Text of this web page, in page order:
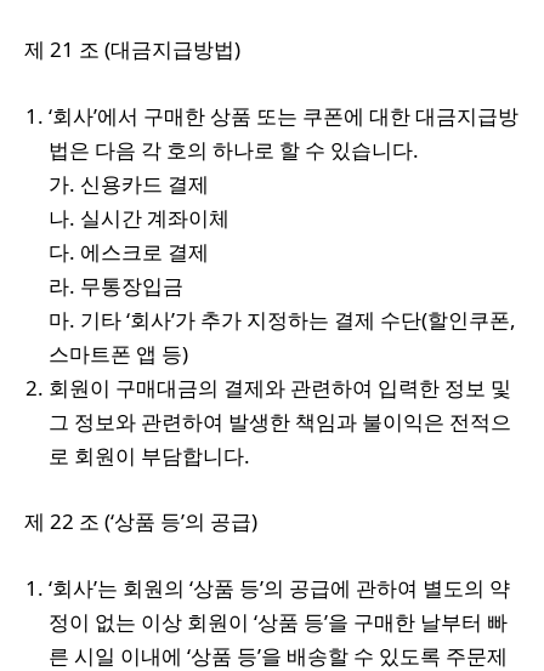
제 21 조 (대금지급방법)
‘회사’에서 구매한 상품 또는 쿠폰에 대한 대금지급방
법은 다음 각 호의 하나로 할 수 있습니다.
가. 신용카드 결제
나. 실시간 계좌이체
다. 에스크로 결제
라. 무통장입금
마. 기타 ‘회사’가 추가 지정하는 결제 수단(할인쿠폰,
스마트폰 앱 등)
회원이 구매대금의 결제와 관련하여 입력한 정보 및
그 정보와 관련하여 발생한 책임과 불이익은 전적으
로 회원이 부담합니다.
제 22 조 (‘상품 등’의 공급)
‘회사’는 회원의 ‘상품 등’의 공급에 관하여 별도의 약
정이 없는 이상 회원이 ‘상품 등’을 구매한 날부터 빠
른 시일 이내에 ‘상품 등’을 배송할 수 있도록 주문제